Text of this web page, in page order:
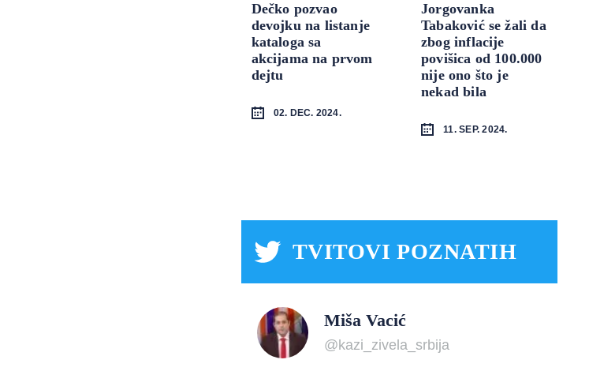
Dečko pozvao
devojku na listanje
kataloga sa
akcijama na prvom
dejtu
02. DEC. 2024.
Jorgovanka
Tabaković se žali da
zbog inflacije
povišica od 100.000
nije ono što je
nekad bila
11. SEP. 2024.
TVITOVI POZNATIH
Miša Vacić
@kazi_zivela_srbija